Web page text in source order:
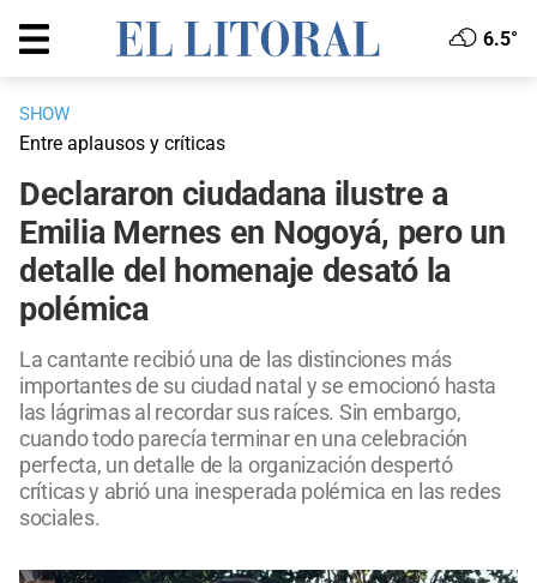
6.5°
SHOW
Entre aplausos y críticas
Declararon ciudadana ilustre a
Emilia Mernes en Nogoyá, pero un
detalle del homenaje desató la
polémica
La cantante recibió una de las distinciones más
importantes de su ciudad natal y se emocionó hasta
las lágrimas al recordar sus raíces. Sin embargo,
cuando todo parecía terminar en una celebración
perfecta, un detalle de la organización despertó
críticas y abrió una inesperada polémica en las redes
sociales.